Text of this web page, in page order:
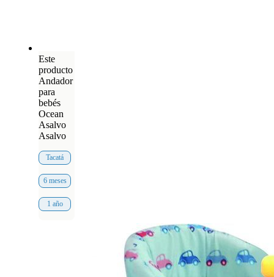
Este
producto
Andador
para
bebés
Ocean
Asalvo
Asalvo
Tacatá
6 meses
1 año